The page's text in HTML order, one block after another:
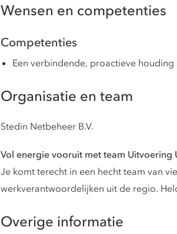
Wensen en competenties
Competenties
Een verbindende, proactieve
Organisatie en team
Stedin Netbeheer B.V.
Vol energie vooruit met team Uitvoering
Je komt terecht in een hecht team van
werkverantwoordelijken uit de regio.
Overige informatie